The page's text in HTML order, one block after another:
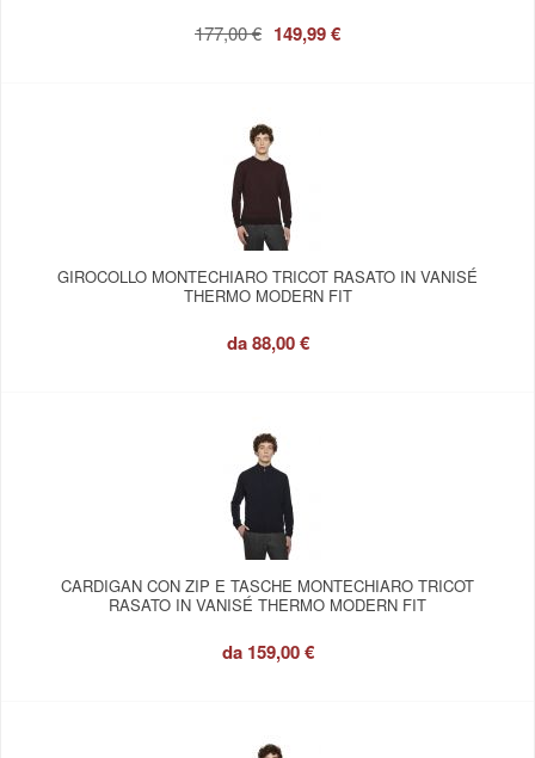
177,00 € 149,99 €
GIROCOLLO MONTECHIARO TRICOT RASATO IN VANISÉ
THERMO MODERN FIT
da88,00 €
CARDIGAN CON ZIP E TASCHE MONTECHIARO TRICOT
RASATO IN VANISÉ THERMO MODERN FIT
da 159,00 €